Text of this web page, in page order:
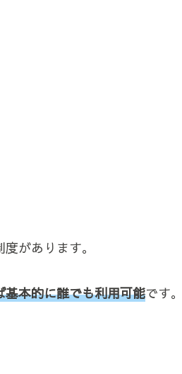
があります。
基本的に誰でも利用可能です。